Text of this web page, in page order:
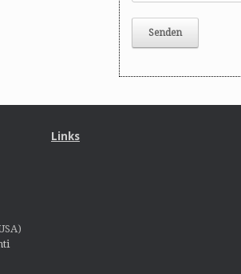
Links